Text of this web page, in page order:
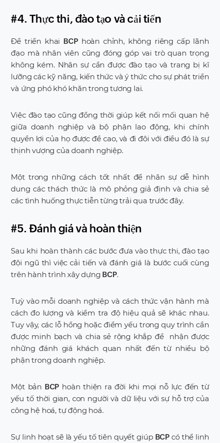
#4. Thực thi, đào tạo và cải tiến
Để triển khai BCPhoàn chỉnh, không riêng cấp lãnh
đạo mà nhân viên cũng đóng góp vai trò quan trọng
không kém. Nhân sự cần được đào tạo và trang bị kĩ
lưỡng các kỹ năng, kiến thức và ý thức cho sự phát triển
và ứng phó khó khăn trong tương lai.
Việc đào tạo cũng đồng thời giúp kết nối mối quan hệ
giữa doanh nghiệp và bộ phận lao động, khi chính
quyền lợi của họ được đề cao, và đi đôi với điều đó là sự
thịnh vượng của doanh nghiệp.
Một trong những cách tốt nhất để nhân sự dễ hình
dung các thách thức là mô phỏng giả định và chia sẻ
các tình huống thực tiễn từng trải qua trước đây.
#5. Đánh giá và hoàn thiện
Sau khi hoàn thành các bước đưa vào thực thi, đào tạo
đội ngũ thì việc cải tiến và đánh giá là bước cuối cùng
trên hành trình xây dựng BCP.
Tuỳ vào mỗi doanh nghiệp và cách thức vận hành mà
cách đo lượng và kiểm tra độ hiệu quả sẽ khác nhau.
Tuy vậy, các lỗ hổng hoặc điểm yếu trong quy trình cần
được minh bạch và chia sẻ rộng khắp để nhận được
những đánh giá khách quan nhất đến từ nhiều bộ
phận trong doanh nghiệp.
Một bản BCP hoàn thiện ra đời khi mọi nỗ lực đến từ
yếu tố thời gian, con người và dữ liệu với sự hỗ trợ của
công hệ hoá, tự động hoá.
Sự linh hoạt sẽ là yếu tố tiên quyết giúp BCPcó thể linh